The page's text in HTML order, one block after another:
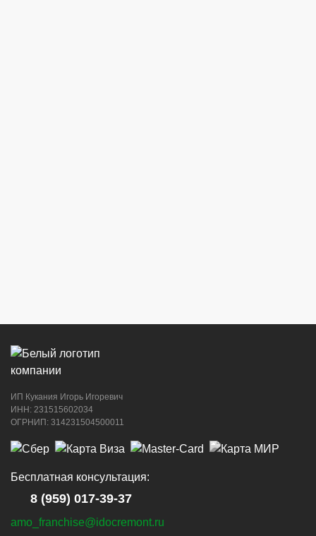
ИП Кукания Игорь Игоревич
ИНН: 231515602034
ОГРНИП: 314231504500011
Бесплатная консультация:
8 (959) 017-39-37
amo_franchise@idocremont.ru